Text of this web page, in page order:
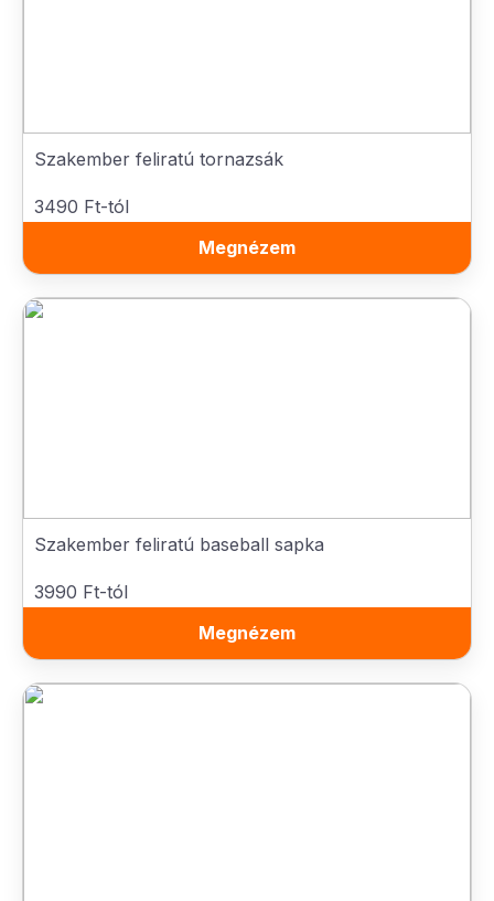
Szakember feliratú tornazsák
3490 Ft-tól
Megnézem
Szakember feliratú baseball sapka
3990 Ft-tól
Megnézem